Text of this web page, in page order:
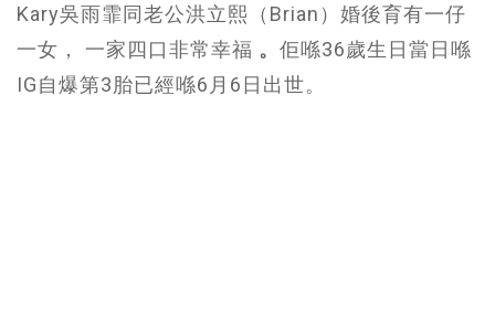
Kary吳雨霏同老公洪立熙（Brian）婚後育有一仔
一女， 一家四口非常幸福 。 佢喺36歲生日當日喺
IG自爆第3胎已經喺6月6日出世。